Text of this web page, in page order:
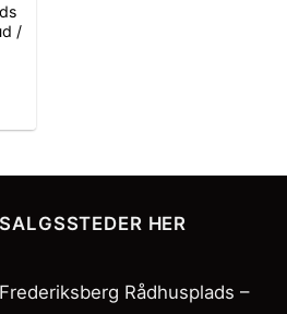
/
HER
Rådhusplads –